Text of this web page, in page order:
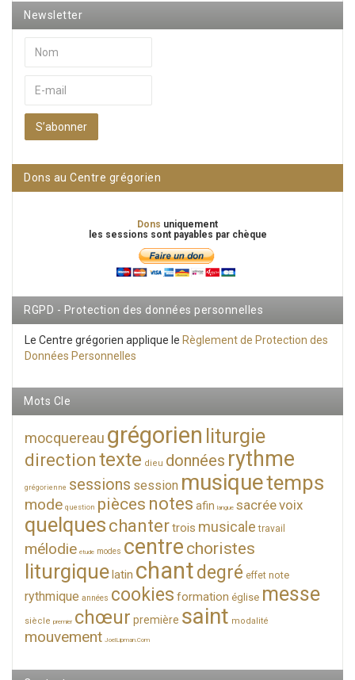
Newsletter
S’abonner
Dons au Centre grégorien
Dons uniquement
les sessions sont payables par chèque
RGPD - Protection des données personnelles
Le Centre grégorien applique le Règlement de Protection des
Données Personnelles
Mots Cle
mocquereau grégorien liturgie
direction texte dieu données rythme
grégorienne sessions session musiquetemps
mode question pièces notes afin langue sacréevoix
quelques chantertrois musicale travail
mélodie étude modes centre choristes
liturgiquelatin chantdegré effet note
rythmique années cookies formation église messe
siècle premier chœur première saint modalité
mouvement JoelLipman.Com